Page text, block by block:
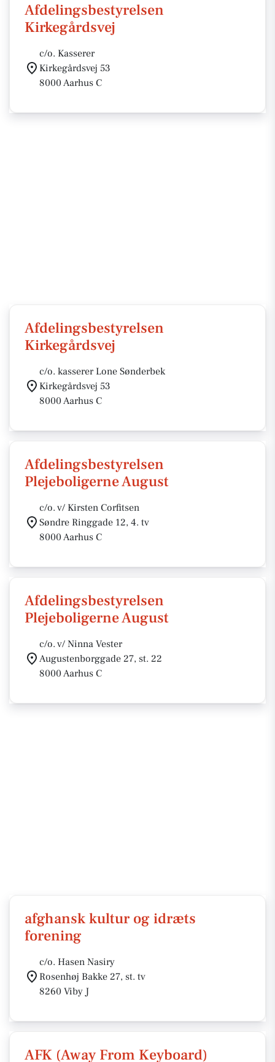
Afdelingsbestyrelsen
Kirkegårdsvej
c/o. Kasserer
Kirkegårdsvej 53
8000 Aarhus C
Afdelingsbestyrelsen
Kirkegårdsvej
c/o. kasserer Lone Sønderbek
Kirkegårdsvej 53
8000 Aarhus C
Afdelingsbestyrelsen
Plejeboligerne August
c/o. v/ Kirsten Corfitsen
Søndre Ringgade 12, 4. tv
8000 Aarhus C
Afdelingsbestyrelsen
Plejeboligerne August
c/o. v/ Ninna Vester
Augustenborggade 27, st. 22
8000 Aarhus C
afghansk kultur og idræts
forening
c/o. Hasen Nasiry
Rosenhøj Bakke 27, st. tv
8260 Viby J
AFK (Away From Keyboard)